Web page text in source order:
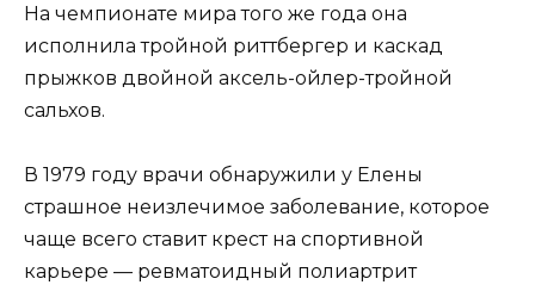
На чемпионате мира того же года она
исполнила тройной риттбергер и каскад
прыжков двойной аксель-ойлер-тройной
сальхов.
В 1979 году врачи обнаружили у Елены
страшное неизлечимое заболевание, которое
чаще всего ставит крест на спортивной
карьере — ревматоидный полиартрит